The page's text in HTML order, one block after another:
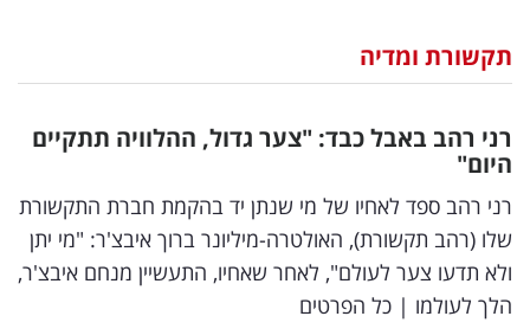
וצרכנות
דיגיטל
וטק
שיווק
ופרסום
תקשורת ומדיה
רני רהב באבל כבד: "צער גדול, ההלוויה תתקיים
היום"
רני רהב ספד לאחיו של מי שנתן יד בהקמת חברת התקשורת
שלו (רהב תקשורת), האולטרה-מיליונר ברוך איבצ'ר: "מי יתן
ולא תדעו צער לעולם", לאחר שאחיו, התעשיין מנחם איבצ'ר,
הלך לעולמו | כל הפרטים